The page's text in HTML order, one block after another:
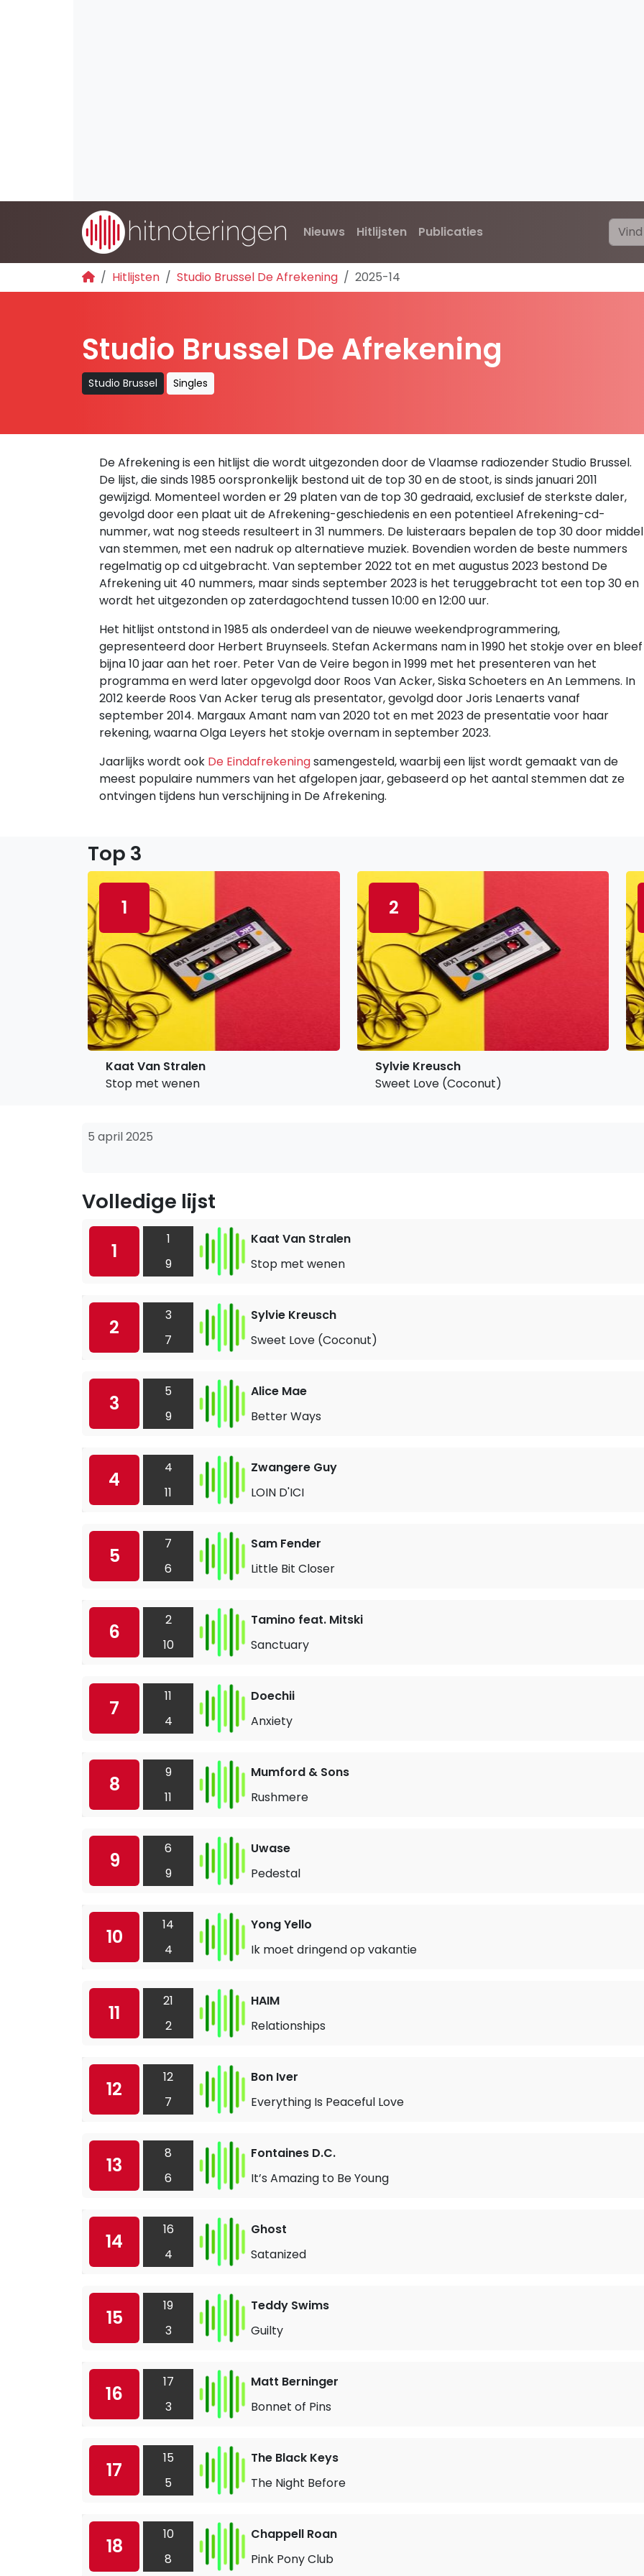
Nieuws Hitlijsten Publicaties
Hitlijsten Studio Brussel De Afrekening 2025-14
Studio Brussel De Afrekening
Studio Brussel Singles
De Afrekening is een hitlijst die wordt uitgezonden door de Vlaamse radiozender Studio Brussel.
De lijst, die sinds 1985 oorspronkelijk bestond uit de top 30 en de stoot, is sinds januari 2011
gewijzigd. Momenteel worden er 29 platen van de top 30 gedraaid, exclusief de sterkste daler,
gevolgd door een plaat uit de Afrekening-geschiedenis en een potentieel Afrekening-cd-
nummer, wat nog steeds resulteert in 31 nummers. De luisteraars bepalen de top 30 door middel
van stemmen, met een nadruk op alternatieve muziek. Bovendien worden de beste nummers
regelmatig op cd uitgebracht. Van september 2022 tot en met augustus 2023 bestond De
Afrekening uit 40 nummers, maar sinds september 2023 is het teruggebracht tot een top 30 en
wordt het uitgezonden op zaterdagochtend tussen 10:00 en 12:00 uur.
Het hitlijst ontstond in 1985 als onderdeel van de nieuwe weekendprogrammering,
gepresenteerd door Herbert Bruynseels. Stefan Ackermans nam in 1990 het stokje over en bleef
bijna 10 jaar aan het roer. Peter Van de Veire begon in 1999 met het presenteren van het
programma en werd later opgevolgd door Roos Van Acker, Siska Schoeters en An Lemmens. In
2012 keerde Roos Van Acker terug als presentator, gevolgd door Joris Lenaerts vanaf
september 2014. Margaux Amant nam van 2020 tot en met 2023 de presentatie voor haar
rekening, waarna Olga Leyers het stokje overnam in september 2023.
Jaarlijks wordt ook De Eindafrekeningsamengesteld, waarbij een lijst wordt gemaakt van de
meest populaire nummers van het afgelopen jaar, gebaseerd op het aantal stemmen dat ze
ontvingen tijdens hun verschijning in De Afrekening.
Top 3
1
Kaat Van Stralen
Stop met wenen
2
Sylvie Kreusch
Sweet Love (Coconut)
5 april 2025
Volledige lijst
1
1
9
Kaat Van Stralen
Stop met wenen
2
3
7
Sylvie Kreusch
Sweet Love (Coconut)
3
5
9
Alice Mae
Better Ways
4
4
11
Zwangere Guy
LOIN D'ICI
5
7
6
Sam Fender
Little Bit Closer
6
2
10
Tamino feat. Mitski
Sanctuary
7
11
4
Doechii
Anxiety
8
9
11
Mumford & Sons
Rushmere
9
6
9
Uwase
Pedestal
10
14
4
Yong Yello
Ik moet dringend op vakantie
11
21
2
HAIM
Relationships
12
12
7
Bon Iver
Everything Is Peaceful Love
13
8
6
Fontaines D.C.
It’s Amazing to Be Young
14
16
4
Ghost
Satanized
15
19
3
Teddy Swims
Guilty
16
17
3
Matt Berninger
Bonnet of Pins
17
15
5
The Black Keys
The Night Before
18
10
8
Chappell Roan
Pink Pony Club